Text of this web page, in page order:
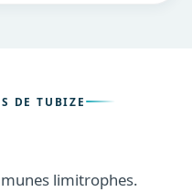
DE TUBIZE
limitrophes.